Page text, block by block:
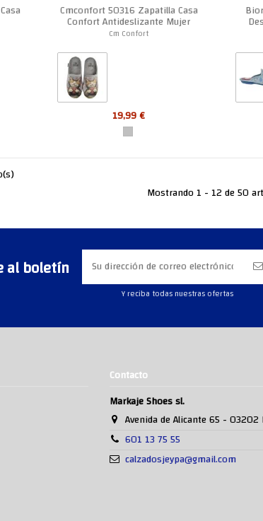
Cmconfort 50316 Zapatilla Casa
Confort Antideslizante Mujer
Cm Confort
19,99 €
Mostrando 1 - 12 de 50
al boletín
Y reciba todas nuestras ofertas
Contacto
Markaje Shoes sl.
Avenida de Alicante 65 - 03202
601 13 75 55
calzadosjeypa@gmail.com